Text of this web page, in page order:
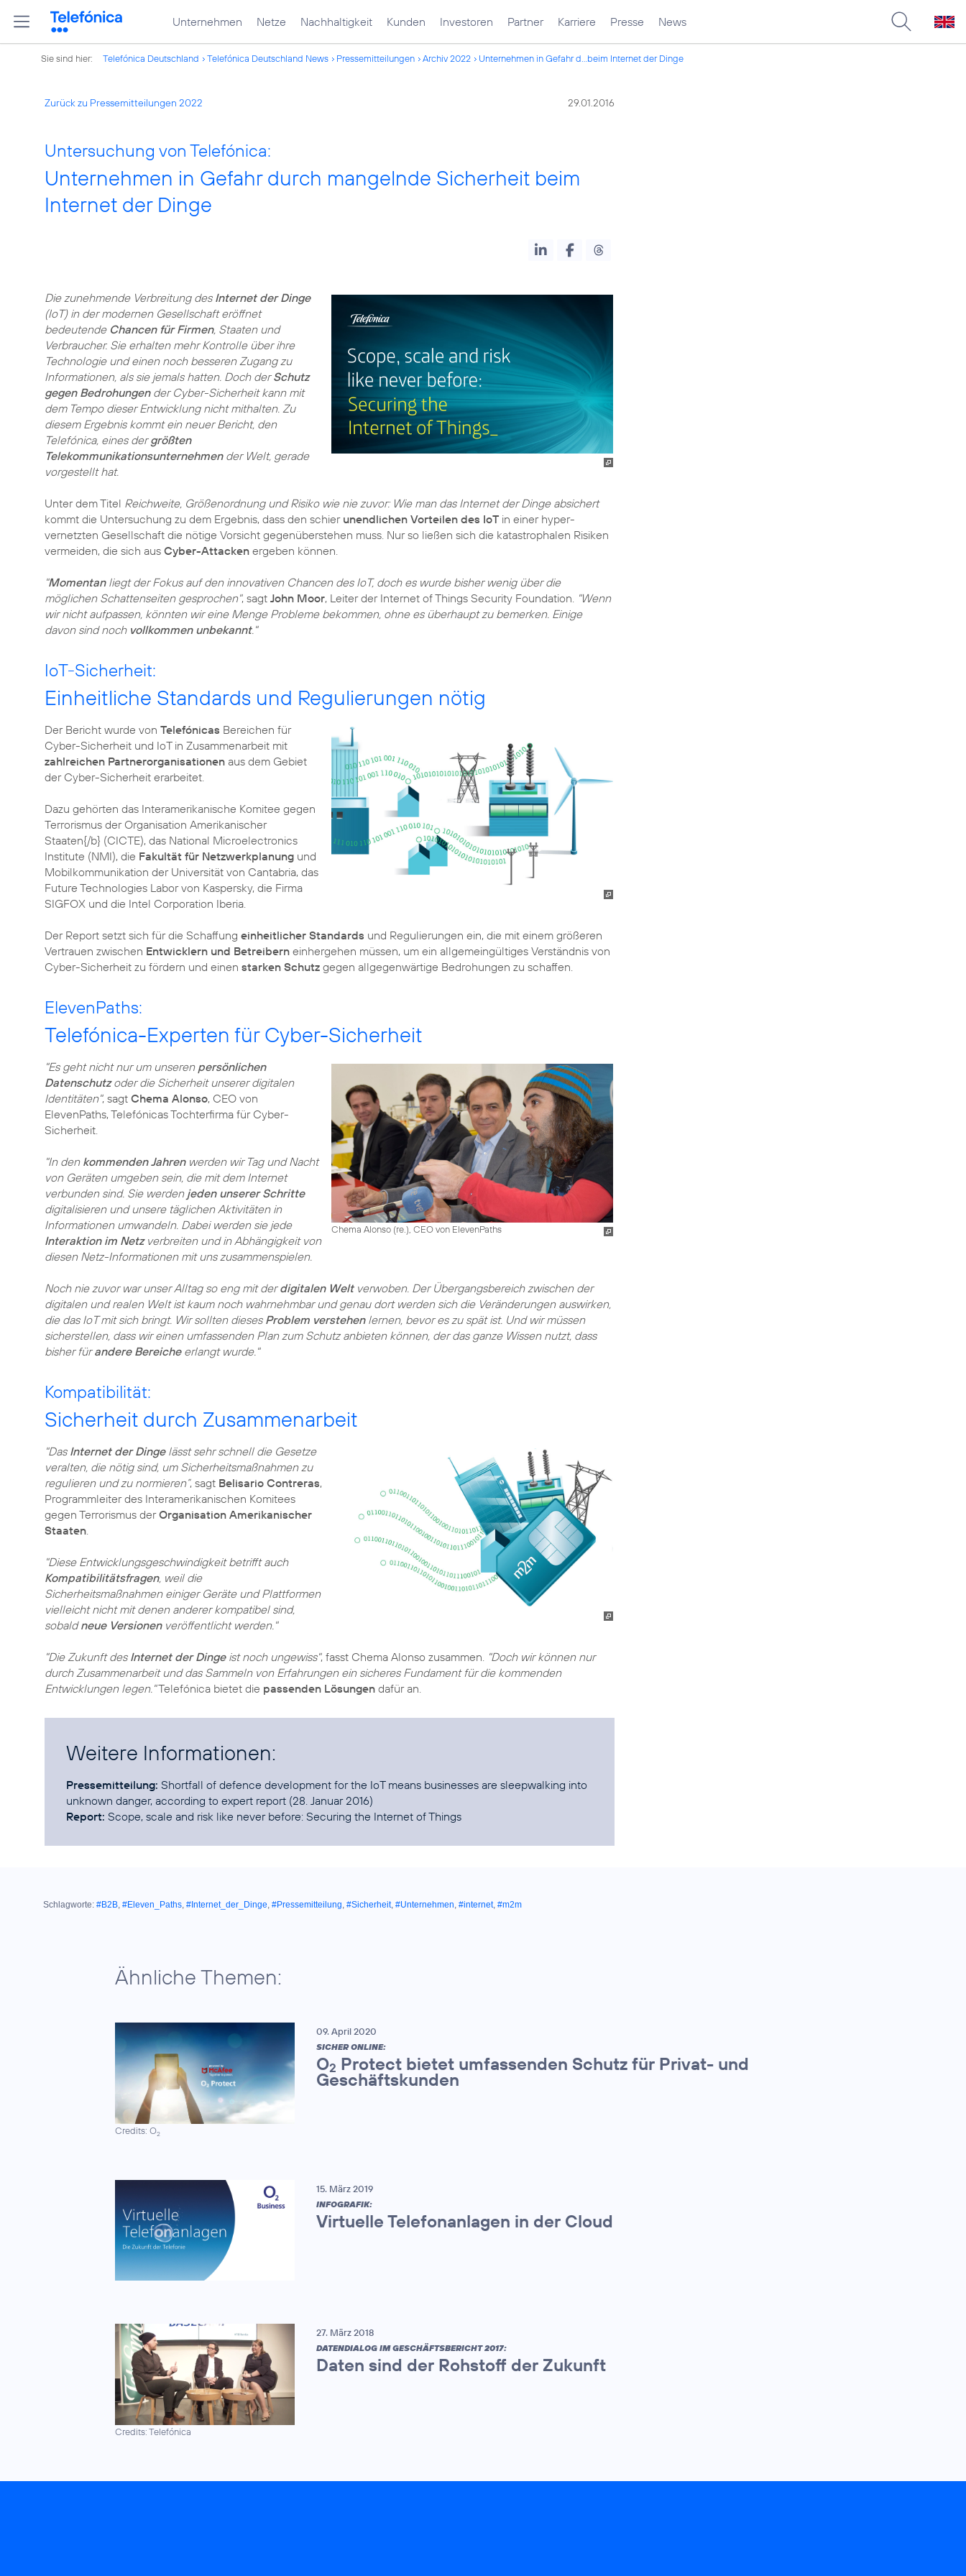
Unternehmen Netze Nachhaltigkeit Kunden Investoren Partner Karriere Presse News
Sie sind hier: Telefónica Deutschland Telefónica Deutschland News Pressemitteilungen Archiv 2022 Unternehmen in Gefahr d...beim Internet der Dinge
Zurück zu Pressemitteilungen 2022 29.01.2016
Untersuchung von Telefónica:
Unternehmen in Gefahr durch mangelnde Sicherheit beim
Internet der Dinge
Die zunehmende Verbreitung des Internet der Dinge
(IoT) in der modernen Gesellschaft eröffnet
bedeutende Chancen für Firmen, Staaten und
Verbraucher. Sie erhalten mehr Kontrolle über ihre
Technologie und einen noch besseren Zugang zu
Informationen, als sie jemals hatten. Doch derSchutz
gegen Bedrohungender Cyber-Sicherheit kann mit
dem Tempo dieser Entwicklung nicht mithalten. Zu
diesem Ergebnis kommt ein neuer Bericht, den
Telefónica, eines dergrößten
Telekommunikationsunternehmender Welt, gerade
vorgestellt hat.
Unter dem Titel Reichweite, Größenordnung und Risiko wie nie zuvor: Wie man das Internet der Dinge absichert
kommt die Untersuchung zu dem Ergebnis, dass den schier unendlichen Vorteilen des IoT in einer hyper-
vernetzten Gesellschaft die nötige Vorsicht gegenüberstehen muss. Nur so ließen sich die katastrophalen Risiken
vermeiden, die sich aus Cyber-Attacken ergeben können.
"Momentanliegt der Fokus auf den innovativen Chancen des IoT, doch es wurde bisher wenig über die
möglichen Schattenseiten gesprochen", sagt John Moor, Leiter der Internet of Things Security Foundation. "Wenn
wir nicht aufpassen, könnten wir eine Menge Probleme bekommen, ohne es überhaupt zu bemerken. Einige
davon sind noch vollkommen unbekannt."
IoT-Sicherheit:
Einheitliche Standards und Regulierungen nötig
Der Bericht wurde von Telefónicas Bereichen für
Cyber-Sicherheit und IoT in Zusammenarbeit mit
zahlreichen Partnerorganisationen aus dem Gebiet
der Cyber-Sicherheit erarbeitet.
Dazu gehörten das Interamerikanische Komitee gegen
Terrorismus der Organisation Amerikanischer
Staaten{/b} (CICTE), das National Microelectronics
Institute (NMI), die Fakultät für Netzwerkplanung und
Mobilkommunikation der Universität von Cantabria, das
Future Technologies Labor von Kaspersky, die Firma
SIGFOX und die Intel Corporation Iberia.
Der Report setzt sich für die Schaffung einheitlicher Standards und Regulierungen ein, die mit einem größeren
Vertrauen zwischen Entwicklern und Betreibern einhergehen müssen, um ein allgemeingültiges Verständnis von
Cyber-Sicherheit zu fördern und einen starken Schutz gegen allgegenwärtige Bedrohungen zu schaffen.
ElevenPaths:
Telefónica-Experten für Cyber-Sicherheit
Chema Alonso (re.), CEO von ElevenPaths
"Es geht nicht nur um unseren persönlichen
Datenschutzoder die Sicherheit unserer digitalen
Identitäten", sagt Chema Alonso, CEO von
ElevenPaths, Telefónicas Tochterfirma für Cyber-
Sicherheit.
"In den kommenden Jahrenwerden wir Tag und Nacht
von Geräten umgeben sein, die mit dem Internet
verbunden sind. Sie werden jeden unserer Schritte
digitalisieren und unsere täglichen Aktivitäten in
Informationen umwandeln. Dabei werden sie jede
Interaktion im Netzverbreiten und in Abhängigkeit von
diesen Netz-Informationen mit uns zusammenspielen.
Noch nie zuvor war unser Alltag so eng mit derdigitalen Weltverwoben. Der Übergangsbereich zwischen der
digitalen und realen Welt ist kaum noch wahrnehmbar und genau dort werden sich die Veränderungen auswirken,
die das IoT mit sich bringt. Wir sollten dieses Problem verstehenlernen, bevor es zu spät ist. Und wir müssen
sicherstellen, dass wir einen umfassenden Plan zum Schutz anbieten können, der das ganze Wissen nutzt, dass
bisherfürandere Bereicheerlangt wurde."
Kompatibilität:
Sicherheit durch Zusammenarbeit
"Das Internet der Dingelässt sehr schnell die Gesetze
veralten, die nötig sind, um Sicherheitsmaßnahmen zu
regulieren und zu normieren”, sagt Belisario Contreras,
Programmleiter des Interamerikanischen Komitees
gegen Terrorismus derOrganisation Amerikanischer
Staaten.
"Diese Entwicklungsgeschwindigkeit betrifft auch
Kompatibilitätsfragen, weil die
Sicherheitsmaßnahmen einiger Geräte und Plattformen
vielleicht nicht mit denen anderer kompatibel sind,
sobaldneue Versionenveröffentlicht werden."
"Die Zukunft des Internet der Dingeist noch ungewiss", fasst Chema Alonso zusammen. "Doch wir können nur
durch Zusammenarbeit und das Sammeln von Erfahrungen ein sicheres Fundament für die kommenden
Entwicklungen legen."Telefónica bietet die passenden Lösungen dafür an.
Weitere Informationen:
Pressemitteilung: Shortfall of defence development for the IoT means businesses are sleepwalking into
unknown danger, according to expert report
Report: Scope, scale and risk like never before: Securing the Internet of Things
Schlagworte: #B2B, #Eleven_Paths, #Internet_der_Dinge, #Pressemitteilung, #Sicherheit, #Unternehmen, #internet, #m2m
Ähnliche Themen:
Credits: O2
09. April 2020
SICHER ONLINE:
O2 Protect bietet umfassenden Schutz für Privat- und
Geschäftskunden
15. März 2019
INFOGRAFIK:
Virtuelle Telefonanlagen in der Cloud
Credits: Telefónica
27. März 2018
DATENDIALOG IM GESCHÄFTSBERICHT 2017:
Daten sind der Rohstoff der Zukunft